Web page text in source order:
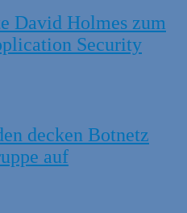
David Holmes zum
Security
decken Botnetz
auf